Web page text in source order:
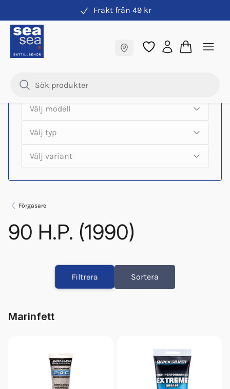
Frakt från 49 kr
Samma pris online & i butik
Hitta rätt produkter till din båtmotor
Förgasare
90 H.P. (1990)
903X90B & Up
903F90B & Up
906X90B & Up
906F90C & Up
908F90C & Up
906X90C & Up
Filtrera Sortera
Marinfett